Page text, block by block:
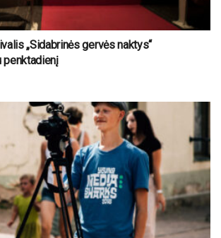
„Sidabrinės gervės naktys“
penktadienį